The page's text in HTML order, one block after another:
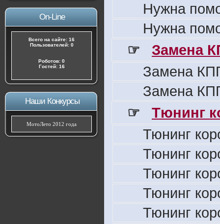
On-Line
Всего на сайте: 16
Пользователей: 0
Роботов: 0
Гостей: 16
Наши Конкурсы
МотоЛето 2012 года
Нужна
Нужна
☞
Замена
Замена
Замена
☞
Тюнинг
Тюнинг
Тюнинг
Тюнинг
Тюнинг
Тюнинг